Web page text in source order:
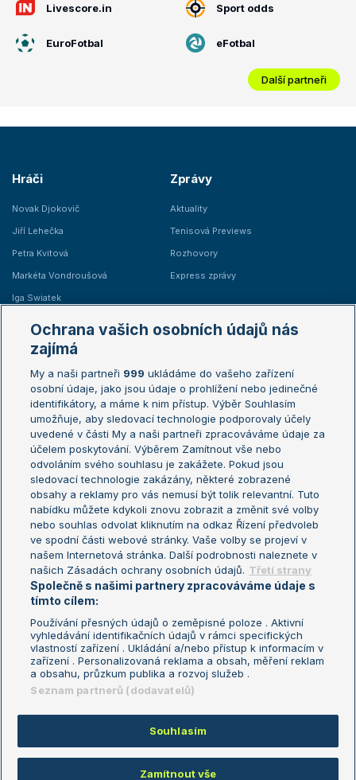
Livescore.in Sport odds
EuroFotbal eFotbal
Další partneři
Hráči
Novak Djokovič
Jiří Lehečka
Petra Kvitová
Markéta Vondroušová
Iga Swiatek
Zprávy
Aktuality
Tenisová Previews
Rozhovory
Express zprávy
Žebříčky
Žebříček ATP (muži)
Žebříček WTA (ženy)
Sázkařský žebříček
Australian Open
French Open
Wimbledon
US Open
Turnaj mistrů
Turnaj mistryň
Aktualní trendy
Fotbalové přestupy
Livesport Daily
LS Prague Open
Podmínky užití
Nastavení soukromí
GDPR a žurnalistika
Reklama
Kontakt
Informace o zpracování osobních
údajů
Copyright © 2008-2026 TenisPortal.cz. Využíváme zpravodajství ČTK.
Ochrana vašich osobních údajů nás
zajímá
My a naši partneři 999 ukládáme do vašeho zařízení
osobní údaje, jako jsou údaje o prohlížení nebo jedinečné
identifikátory, a máme k nim přístup. Výběr Souhlasím
umožňuje, aby sledovací technologie podporovaly účely
uvedené v části My a naši partneři zpracováváme údaje za
účelem poskytování. Výběrem Zamítnout vše nebo
odvoláním svého souhlasu je zakážete. Pokud jsou
sledovací technologie zakázány, některé zobrazené
obsahy a reklamy pro vás nemusí být tolik relevantní. Tuto
nabídku můžete kdykoli znovu zobrazit a změnit své volby
nebo souhlas odvolat kliknutím na odkaz Řízení předvoleb
ve spodní části webové stránky. Vaše volby se projeví v
našem Internetová stránka. Další podrobnosti naleznete v
našich Zásadách ochrany osobních údajů. Třetí strany
Společně s našimi partnery zpracováváme údaje s
tímto cílem:
Používání přesných údajů o zeměpisné poloze . Aktivní
vyhledávání identifikačních údajů v rámci specifických
vlastností zařízení . Ukládání a/nebo přístup k informacím v
zařízení . Personalizovaná reklama a obsah, měření reklam
a obsahu, průzkum publika a rozvoj služeb .
Seznam partnerů (dodavatelů)
Souhlasím
Zamítnout vše